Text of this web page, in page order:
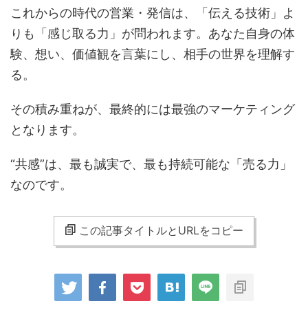
これからの時代の営業・発信は、「伝える技術」よ
りも「感じ取る力」が問われます。あなた自身の体
験、想い、価値観を言葉にし、相手の世界を理解す
る。
その積み重ねが、最終的には最強のマーケティング
となります。
“共感”は、最も誠実で、最も持続可能な「売る力」
なのです。
この記事タイトルとURLをコピー